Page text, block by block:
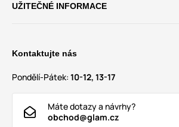
UŽITEČNÉ INFORMACE
Kontaktujte nás
Pondělí-Pátek: 10-12, 13-17
Máte dotazy a návrhy?
obchod@glam.cz